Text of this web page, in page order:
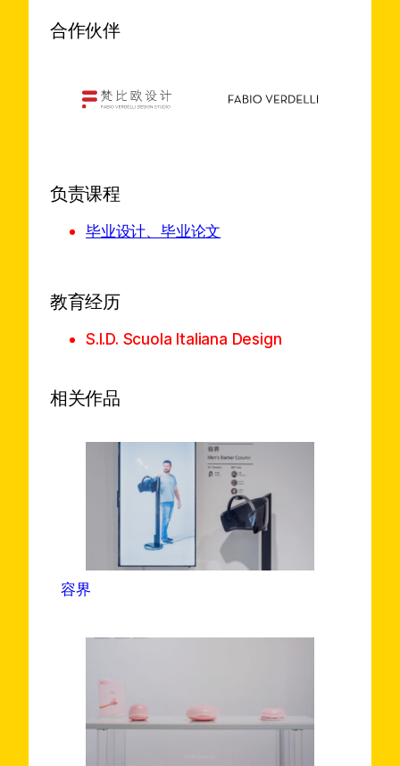
合作伙伴
负责课程
毕业设计、毕业论文
教育经历
S.I.D. Scuola Italiana Design
相关作品
容界